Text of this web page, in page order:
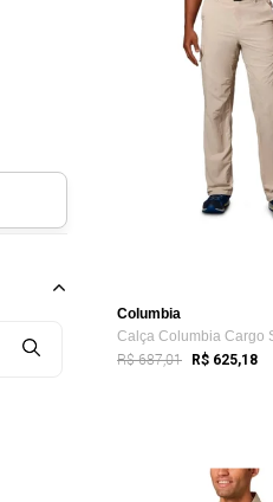
Columbia
R$ 687,01 R$ 625,18